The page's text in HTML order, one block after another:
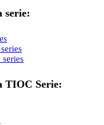
serie:
series
TIOC Serie: